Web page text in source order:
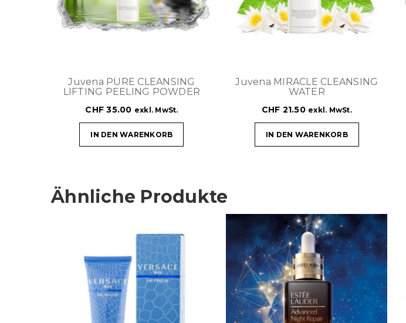
Juvena PURE CLEANSING
LIFTING PEELING POWDER
CHF 35.00 exkl. MwSt.
IN DEN WARENKORB
Juvena MIRACLE CLEANSING
WATER
CHF 21.50 exkl. MwSt.
IN DEN WARENKORB
Ähnliche Produkte